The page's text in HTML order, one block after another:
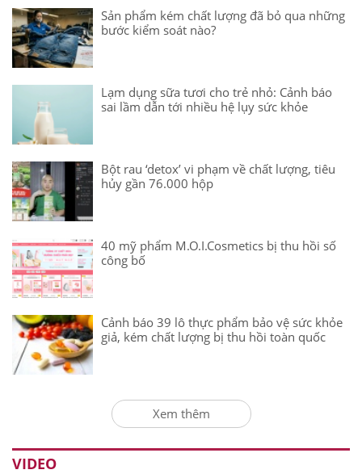
Sản phẩm kém chất lượng đã bỏ qua những
bước kiểm soát nào?
Lạm dụng sữa tươi cho trẻ nhỏ: Cảnh báo
sai lầm dẫn tới nhiều hệ lụy sức khỏe
Bột rau ‘detox’ vi phạm về chất lượng, tiêu
hủy gần 76.000 hộp
40 mỹ phẩm M.O.I.Cosmetics bị thu hồi số
công bố
Cảnh báo 39 lô thực phẩm bảo vệ sức khỏe
giả, kém chất lượng bị thu hồi toàn quốc
Xem thêm
VIDEO